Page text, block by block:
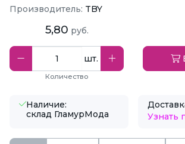
Производитель: TBY
5,80 руб.
шт.
Количество
Наличие:
склад ГламурМода
Узнать